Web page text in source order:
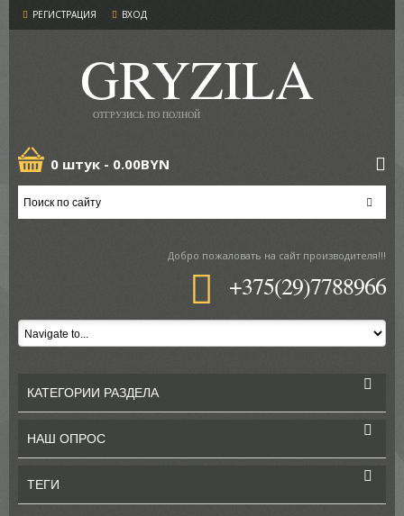
РЕГИСТРАЦИЯ ВХОД
GRYZILA
ОТГРУЗИСЬ ПО ПОЛНОЙ
0 штук - 0.00BYN
Добро пожаловать на сайт производителя!!!
+375(29)7788966
КАТЕГОРИИ РАЗДЕЛА
НАШ ОПРОС
ТЕГИ